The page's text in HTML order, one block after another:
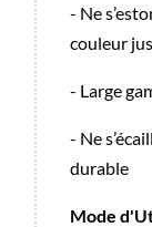
- Ne
couleur
- Large
- Ne
durable
Mode